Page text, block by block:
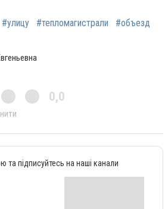
#улицу #тепломагистрали #объезд
0,0
та підписуйтесь на наші канали